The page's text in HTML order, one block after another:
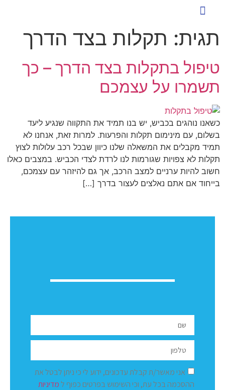
תגית: תקלות בצד הדרך
טיפול בתקלות בצד הדרך – כך
תשמרו על עצמכם
כשאנו נוהגים בכביש, יש בנו תמיד את התקווה שנגיע ליעד
בשלום, עם מינימום תקלות והפרעות. למרות זאת, אנחנו לא
תמיד מקבלים את המשאלה שלנו כיוון שבכל רכב עלולות לצוץ
תקלות לא צפויות שגורמות לנו לרדת לצדי הכביש. במצבים כאלו
חשוב להיות ערניים למצב הרכב, אך גם להיזהר עם עצמכם,
בייחוד אם אתם נאלצים לעצור בדרך […]
אני מאשר/ת קבלת עדכונים, ידוע לי כי ניתן לבטל את
ההסכמה בכל עת, וכי השימוש בפרטים כפוף למדיניות